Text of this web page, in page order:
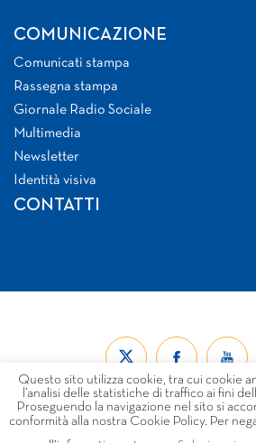
COMUNICAZIONE
Comunicati stampa
Rassegna stampa
Giornale Radio Sociale
Multimedia
Newsletter
Identità visiva
CONTATTI
Questo sito utilizza cookie, tra cui cookie
l’analisi delle statistiche di traffico ai fini
Proseguendo la navigazione nel sito si
conformità alla nostra Cookie Policy. Per